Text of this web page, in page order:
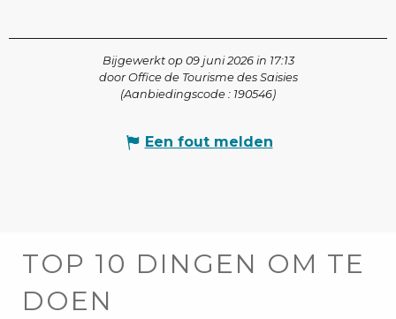
Bijgewerkt op 09 juni 2026 in 17:13
door Office de Tourisme des Saisies
(Aanbiedingscode : 190546)
Een fout melden
TOP 10 DINGEN OM TE
DOEN